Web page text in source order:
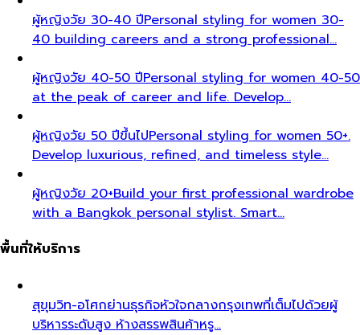
ผู้หญิงวัย 30-40 ปีPersonal styling for women 30-
40 building careers and a strong professional…
ผู้หญิงวัย 40-50 ปีPersonal styling for women 40-50
at the peak of career and life. Develop…
ผู้หญิงวัย 50 ปีขึ้นไปPersonal styling for women 50+.
Develop luxurious, refined, and timeless style…
ผู้หญิงวัย 20+Build your first professional wardrobe
with a Bangkok personal stylist. Smart…
พื้นที่ให้บริการ
สุขุมวิท-อโศกย่านธุรกิจหัวใจกลางกรุงเทพที่เต็มไปด้วยผู้
บริหารระดับสูง ห้างสรรพสินค้าหรู…